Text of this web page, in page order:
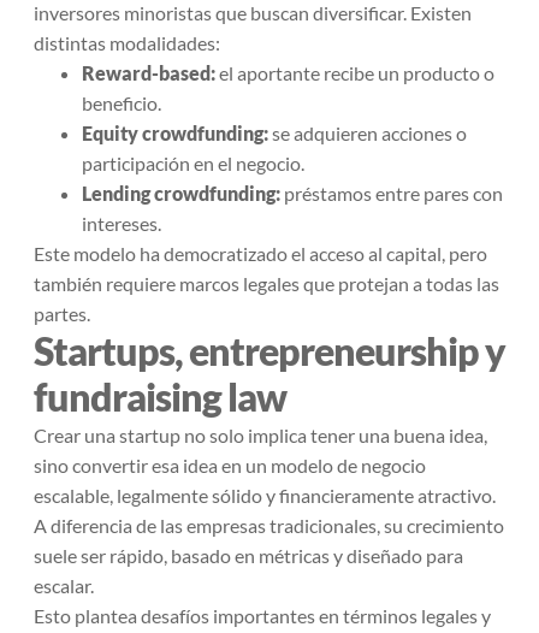
inversores minoristas que buscan diversificar. Existen
distintas modalidades:
Reward-based:el aportante recibe un producto o
beneficio.
Equity crowdfunding:se adquieren acciones o
participación en el negocio.
Lending crowdfunding: préstamos entre pares con
intereses.
Este modelo ha democratizado el acceso al capital, pero
también requiere marcos legales que protejan a todas las
partes.
Startups, entrepreneurship y
fundraising law
Crear una startup no solo implica tener una buena idea,
sino convertir esa idea en un modelo de negocio
escalable, legalmente sólido y financieramente atractivo.
A diferencia de las empresas tradicionales, su crecimiento
suele ser rápido, basado en métricas y diseñado para
escalar.
Esto plantea desafíos importantes en términos legales y